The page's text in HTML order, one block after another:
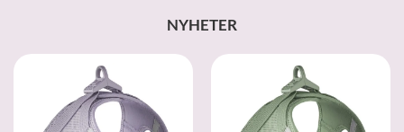
NYHETER